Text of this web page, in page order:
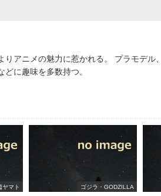
りアニメの魅力に惹かれる。 プラモデル
どに趣味を多数持つ。
ヤマト ゴジラ・GODZILLA